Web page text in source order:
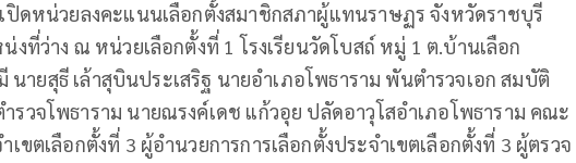
ปิดหน่วยลงคะแนนเลือกตั้งสมาชิกสภาผู้แทนราษฏร จังหวัดราชบุรี
งที่ว่าง ณ หน่วยเลือกตั้งที่ 1 โรงเรียนวัดโบสถ์ หมู่ 1 ต.บ้านเลือก
นายสุธี เล้าสุบินประเสริฐ นายอำเภอโพธาราม พันตำรวจเอก สมบัติ
รวจโพธาราม นายณรงค์เดช แก้วอุย ปลัดอาวุโสอำเภอโพธาราม คณะ
เขตเลือกตั้งที่ 3 ผู้อำนวยการการเลือกตั้งประจำเขตเลือกตั้งที่ 3 ผู้ตรวจ